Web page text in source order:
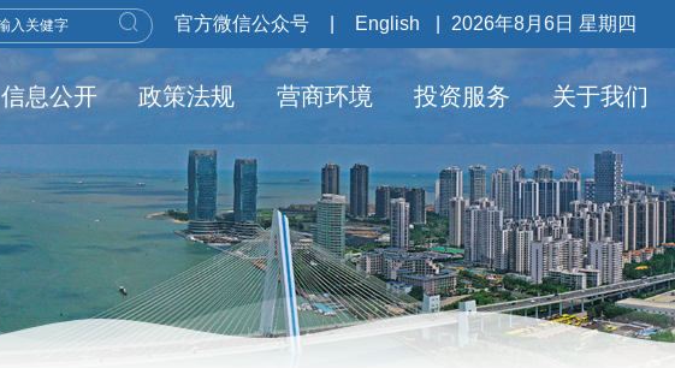
官方微信公众号 English 2026年8月6日 星期四
信息公开 政策法规 营商环境 投资服务 关于我们